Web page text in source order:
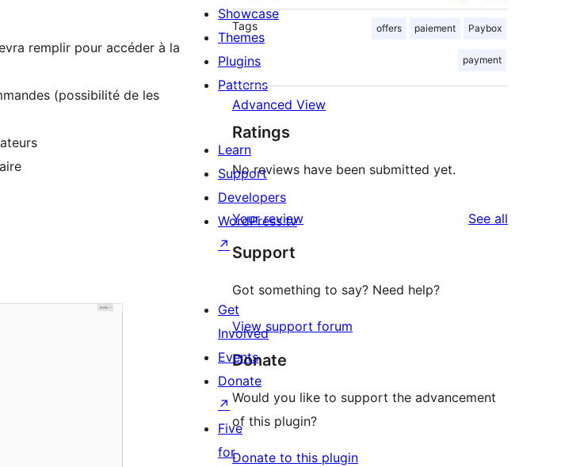
remplir pour accéder à la
(possibilité de les
Tags offers paiement Paybox
payment
Advanced View
Ratings
No reviews have been submitted yet.
Your review See all
Support
Got something to say? Need help?
View support forum
Donate
Would you like to support the advancement
of this plugin?
Donate to this plugin
Showcase
Themes
Plugins
Patterns
Learn
Support
Developers
WordPress.tv
↗
Get
Involved
Events
Donate
↗
Five
for